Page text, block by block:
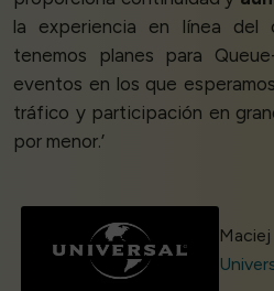
la experiencia en línea del
tenemos planes para
eventos en los que
tráfico y participación en
por menor.’